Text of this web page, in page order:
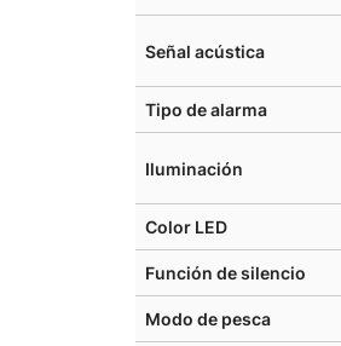
Señal acústica
Tipo de alarma
Iluminación
Color LED
Función de silencio
Modo de pesca